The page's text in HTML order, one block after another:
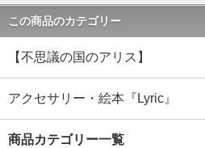
この商品のカテゴリー
【不思議の国のアリス】
アクセサリー・絵本『Lyric』
商品カテゴリー一覧